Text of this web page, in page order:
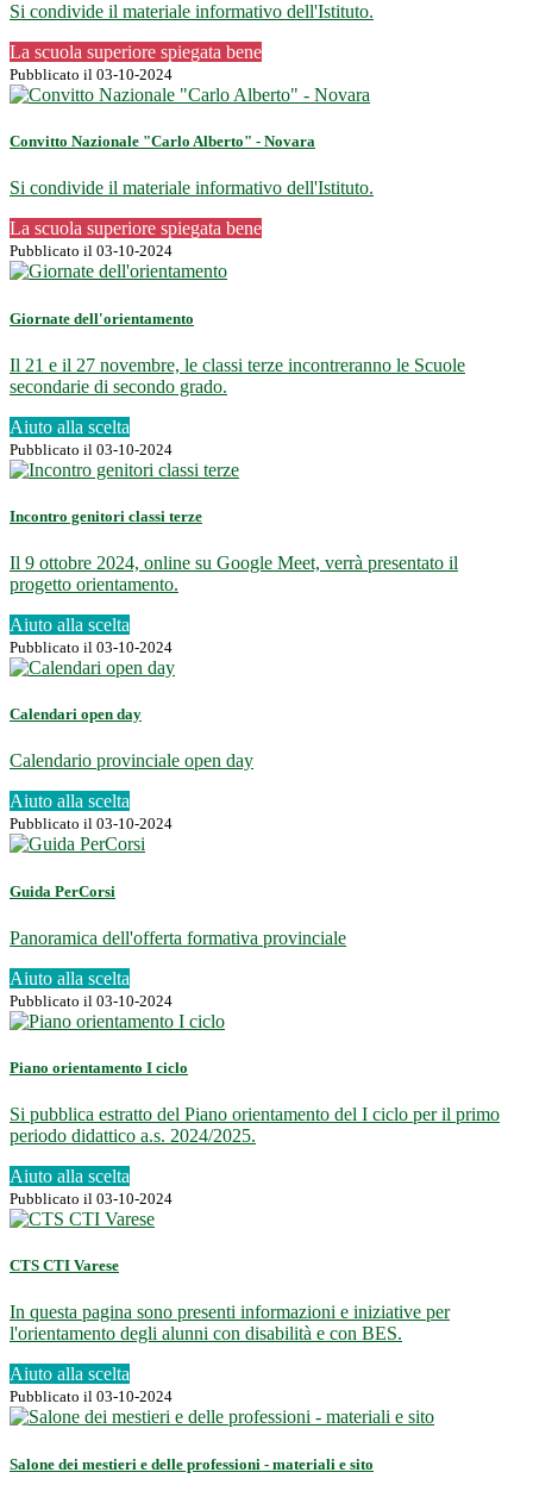
Si condivide il materiale informativo dell'Istituto.
La scuola superiore spiegata bene
Pubblicato il 03-10-2024
Convitto Nazionale "Carlo Alberto" - Novara
Si condivide il materiale informativo dell'Istituto.
La scuola superiore spiegata bene
Pubblicato il 03-10-2024
Giornate dell'orientamento
Il 21 e il 27 novembre, le classi terze incontreranno le Scuole
secondarie di secondo grado.
Aiuto alla scelta
Pubblicato il 03-10-2024
Incontro genitori classi terze
Il 9 ottobre 2024, online su Google Meet, verrà presentato il
progetto orientamento.
Aiuto alla scelta
Pubblicato il 03-10-2024
Calendari open day
Calendario provinciale open day
Aiuto alla scelta
Pubblicato il 03-10-2024
Guida PerCorsi
Panoramica dell'offerta formativa provinciale
Aiuto alla scelta
Pubblicato il 03-10-2024
Piano orientamento I ciclo
Si pubblica estratto del Piano orientamento del I ciclo per il primo
periodo didattico a.s. 2024/2025.
Aiuto alla scelta
Pubblicato il 03-10-2024
CTS CTI Varese
In questa pagina sono presenti informazioni e iniziative per
l'orientamento degli alunni con disabilità e con BES.
Aiuto alla scelta
Pubblicato il 03-10-2024
Salone dei mestieri e delle professioni - materiali e sito